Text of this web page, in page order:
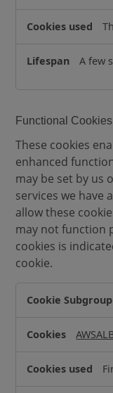
A few
Functional Cookies
These cookies
enhanced
may be set by us
services we have
allow these
may not function
cookies is
cookie.